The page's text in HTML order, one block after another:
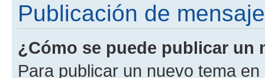
Publicación de
¿Cómo se puede publicar un
Para publicar un nuevo tema